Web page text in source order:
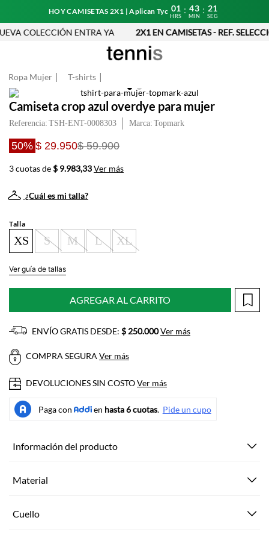
HOY CAMISETAS 2X1 | Aplican Tyc 01
HRS
: 43
MIN
: 21
SEG
COLECCIÓN ENTRA YA 2X1 EN CAMISETAS - REF.
Ropa Mujer T-shirts
Camiseta crop azul overdye para mujer
Referencia: TSH-ENT-0008303 Topmark
50% $ 29.950$ 59.900
3 cuotas de$ 9.983,33Ver más
¿Cuál es mi talla?
Talla
XS S M L XL
Ver guía de tallas
AGREGAR AL CARRITO
ENVÍO GRATIS DESDE: $ 250.000Ver más
COMPRA SEGURA Ver más
DEVOLUCIONES SIN COSTOVer más
Información del producto
Material
Cuello